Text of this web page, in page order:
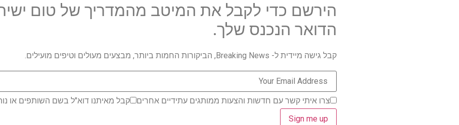
הירשם כדי לקבל את המיטב מהמדריך של טום
הדואר הנכנס שלך.
קבל גישה מיידית ל- Breaking News, הביקורות החמות ביותר, מבצעים מעולים וטיפים מועילים.
צרו איתי קשר עם חדשות והצעות ממותגים עתידיים אחרים קבל מאיתנו דוא"ל בשם השותפים או